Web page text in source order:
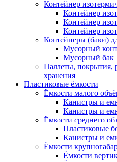
Контейнер
Контейнер
Контейнер
Контейнер
Контейнеры (баки)
Мусорный
Мусорный бак
Паллеты, покрытия,
хранения
Пластиковые ёмкости
Ёмкости малого
Канистры и
Канистры и
Ёмкости среднего
Пластиковые
Канистры и
Ёмкости
Ёмкости